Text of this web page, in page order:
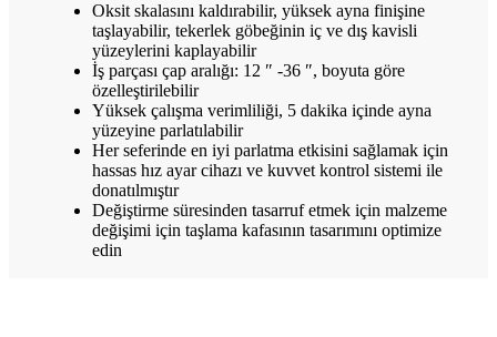
Oksit skalasını kaldırabilir, yüksek ayna finişine
taşlayabilir, tekerlek göbeğinin iç ve dış kavisli
yüzeylerini kaplayabilir
İş parçası çap aralığı: 12 ″ -36 ″, boyuta göre
özelleştirilebilir
Yüksek çalışma verimliliği, 5 dakika içinde ayna
yüzeyine parlatılabilir
Her seferinde en iyi parlatma etkisini sağlamak için
hassas hız ayar cihazı ve kuvvet kontrol sistemi ile
donatılmıştır
Değiştirme süresinden tasarruf etmek için malzeme
değişimi için taşlama kafasının tasarımını optimize
edin